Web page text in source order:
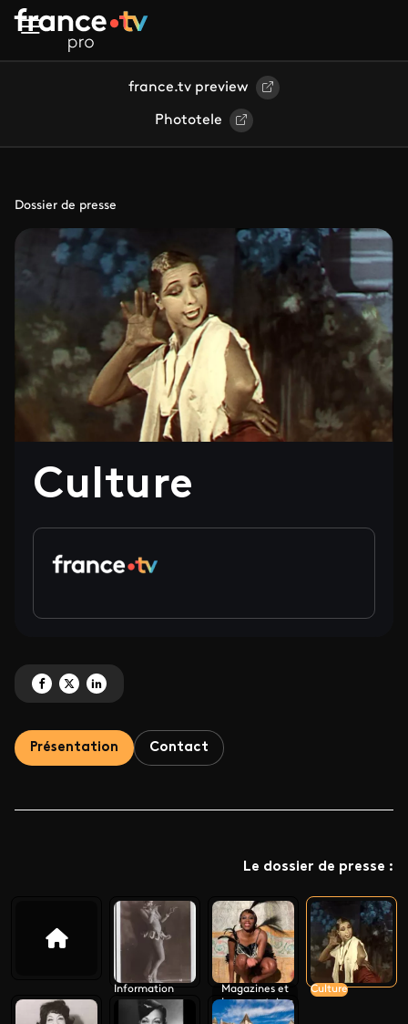
Aller au contenu principal
france.tv preview
Phototele
Dossier de presse
Culture
Partagez 'Culture ' sur Facebook
Partagez 'Culture ' sur X
Partagez 'Culture ' sur LinkedIn
Présentation Contact
Le dossier de presse :
Information
Magazines et
documentaires
Culture